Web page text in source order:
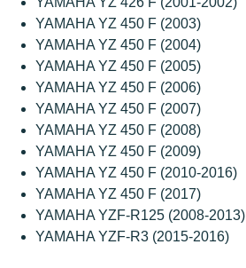
YAMAHA YZ 450 F (2003)
YAMAHA YZ 450 F (2004)
YAMAHA YZ 450 F (2005)
YAMAHA YZ 450 F (2006)
YAMAHA YZ 450 F (2007)
YAMAHA YZ 450 F (2008)
YAMAHA YZ 450 F (2009)
YAMAHA YZ 450 F (2010-2016)
YAMAHA YZ 450 F (2017)
YAMAHA YZF-R125 (2008-2013)
YAMAHA YZF-R3 (2015-2016)